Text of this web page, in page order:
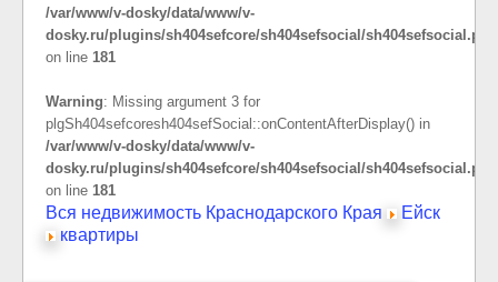
/var/www/v-dosky/data/www/v-
dosky.ru/plugins/sh404sefcore/sh404sefsocial/sh404sefsocial.php
on line 181
Warning: Missing argument 3 for
plgSh404sefcoresh404sefSocial::onContentAfterDisplay() in
/var/www/v-dosky/data/www/v-
dosky.ru/plugins/sh404sefcore/sh404sefsocial/sh404sefsocial.php
on line 181
Вся недвижимость Краснодарского Края
Ейск
квартиры